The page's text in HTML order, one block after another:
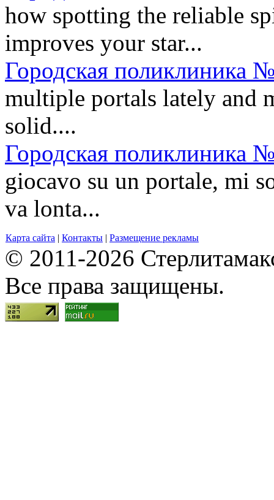
how spotting the reliable
improves your star...
Городская поликлиника
multiple portals lately and
solid....
Городская поликлиника
giocavo su un portale, mi
va lonta...
Карта сайта | Контакты | Размещение рекламы
© 2011-2026
Все права защищены.